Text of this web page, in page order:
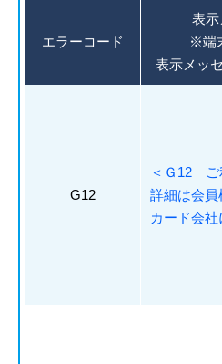
エラーコード
表示
※端
表示メッ
G12
＜Ｇ12 ご
詳細は会
カード会